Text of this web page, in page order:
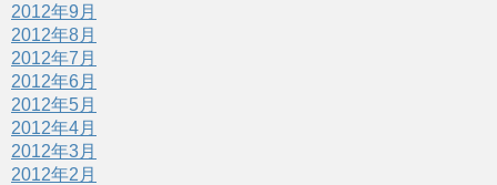
2012年9月
2012年8月
2012年7月
2012年6月
2012年5月
2012年4月
2012年3月
2012年2月